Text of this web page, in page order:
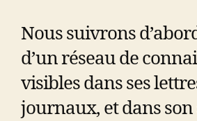
Nous suivrons
d’un réseau de
visibles dans ses
journaux, et dans